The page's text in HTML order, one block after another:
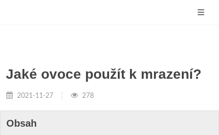
Jaké ovoce použít k mrazení?
2021-11-27 278
Obsah